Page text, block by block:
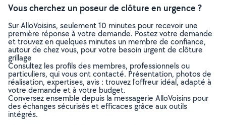
Vous cherchez un poseur de clôture en urgence ?
Sur AlloVoisins, seulement 10 minutes pour recevoir une
première réponse à votre demande. Postez votre demande
et trouvez en quelques minutes un membre de confiance,
autour de chez vous, pour votre besoin urgent de clôture
grillage
Consultez les profils des membres, professionnels ou
particuliers, qui vous ont contacté. Présentation, photos de
réalisation, expertises, avis : trouvez l'offreur idéal, adapté à
votre demande et à votre budget.
Conversez ensemble depuis la messagerie AlloVoisins pour
des échanges sécurisés et efficaces grâce aux outils
intégrés.